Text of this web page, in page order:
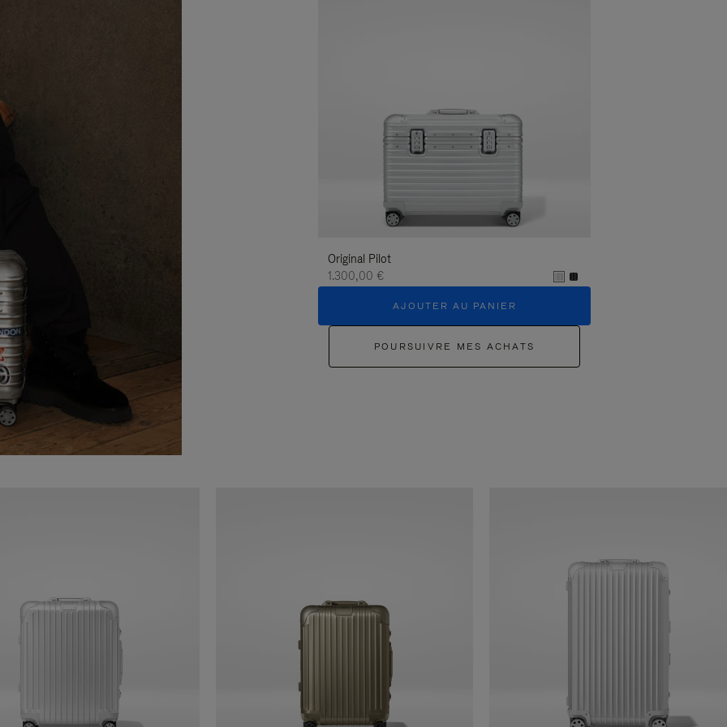
Original Pilot
1.300,00 €
AJOUTER AU PANIER
POURSUIVRE MES ACHATS